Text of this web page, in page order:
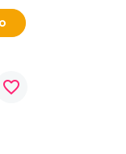
favorite_border